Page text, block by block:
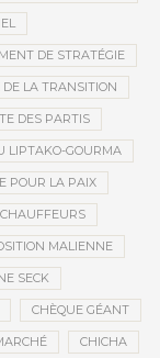
DE STRATÉGIE
LA TRANSITION
DES PARTIS
LIPTAKO-GOURMA
POUR LA PAIX
CHAUFFEURS
MALIENNE
SECK
CHÈQUE GÉANT
CHICHA